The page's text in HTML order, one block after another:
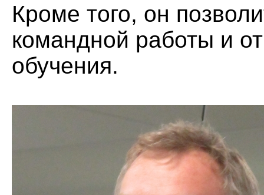
Кроме того, он
командной работы и
обучения.